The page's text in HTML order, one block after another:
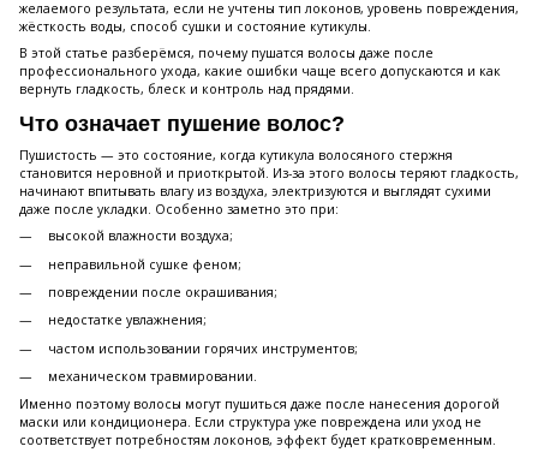
желаемого результата, если не учтены тип локонов, уровень повреждения,
жёсткость воды, способ сушки и состояние кутикулы.
В этой статье разберёмся, почему пушатся волосы даже после
профессионального ухода, какие ошибки чаще всего допускаются и как
вернуть гладкость, блеск и контроль над прядями.
Что означает пушение волос?
Пушистость — это состояние, когда кутикула волосяного стержня
становится неровной и приоткрытой. Из-за этого волосы теряют гладкость,
начинают впитывать влагу из воздуха, электризуются и выглядят сухими
даже после укладки. Особенно заметно это при:
высокой влажности воздуха;
неправильной сушке феном;
повреждении после окрашивания;
недостатке увлажнения;
частом использовании горячих инструментов;
механическом травмировании.
Именно поэтому волосы могут пушиться даже после нанесения дорогой
маски или кондиционера. Если структура уже повреждена или уход не
соответствует потребностям локонов, эффект будет кратковременным.